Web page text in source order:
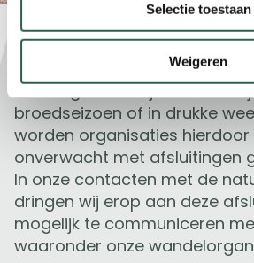
Selectie toestaan
Weigeren
Afsluiting
Soms is het nodig om de
rust te gunnen. Bijvoorbeeld
broedseizoen of in drukke
worden organisaties hierdoor
onverwacht met afsluitingen
In onze contacten met de
dringen wij erop aan deze
mogelijk te communiceren
waaronder onze